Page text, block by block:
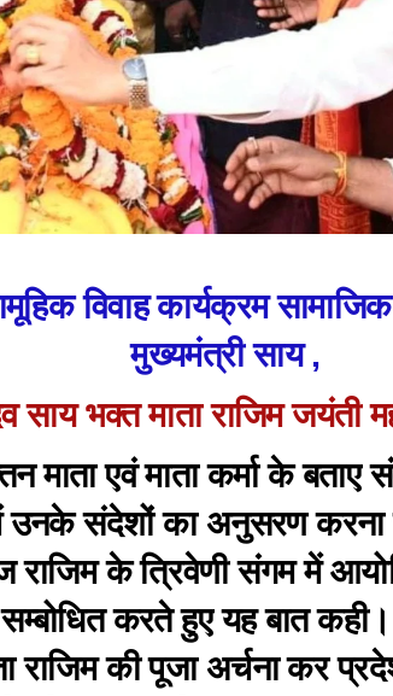
विवाह कार्यक्रम
मुख्यमंत्री साय ,
साय भक्त माता राजिम जयंती
माता एवं माता कर्मा के
उनके संदेशों का अनुसरण करना
राजिम के त्रिवेणी संगम में
करते हुए यह बात कही।
राजिम की पूजा अर्चना कर